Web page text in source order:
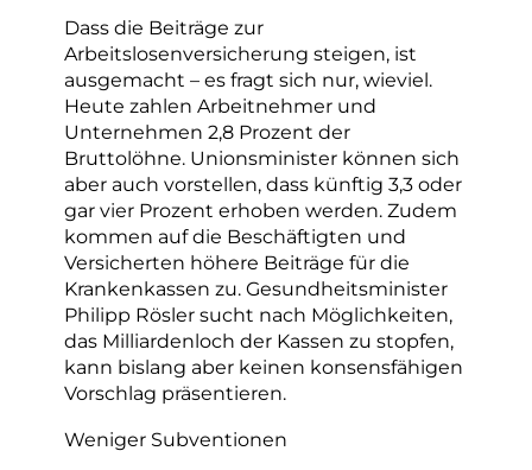
Dass die Beiträge zur
Arbeitslosenversicherung steigen, ist
ausgemacht – es fragt sich nur, wieviel.
Heute zahlen Arbeitnehmer und
Unternehmen 2,8 Prozent der
Bruttolöhne. Unionsminister können sich
aber auch vorstellen, dass künftig 3,3 oder
gar vier Prozent erhoben werden. Zudem
kommen auf die Beschäftigten und
Versicherten höhere Beiträge für die
Krankenkassen zu. Gesundheitsminister
Philipp Rösler sucht nach Möglichkeiten,
das Milliardenloch der Kassen zu stopfen,
kann bislang aber keinen konsensfähigen
Vorschlag präsentieren.
Weniger Subventionen